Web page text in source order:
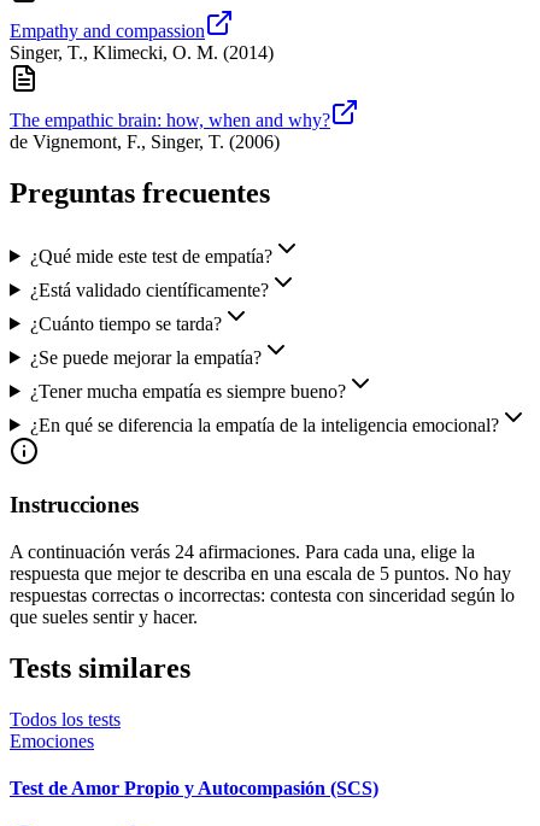
Empathy and compassion
Singer, T., Klimecki, O. M. (2014)
The empathic brain: how, when and why?
de Vignemont, F., Singer, T. (2006)
Preguntas frecuentes
¿Qué mide este test de empatía?
¿Está validado científicamente?
¿Cuánto tiempo se tarda?
¿Se puede mejorar la empatía?
¿Tener mucha empatía es siempre bueno?
¿En qué se diferencia la empatía de la inteligencia emocional?
Instrucciones
A continuación verás 24 afirmaciones. Para cada una, elige la
respuesta que mejor te describa en una escala de 5 puntos. No hay
respuestas correctas o incorrectas: contesta con sinceridad según lo
que sueles sentir y hacer.
Tests similares
Todos los tests
Emociones
Test de Amor Propio y Autocompasión (SCS)